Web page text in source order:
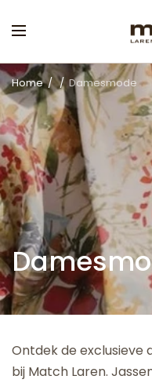
Home / / Damesmode
Ontdek de exclusieve
bij Match Laren.